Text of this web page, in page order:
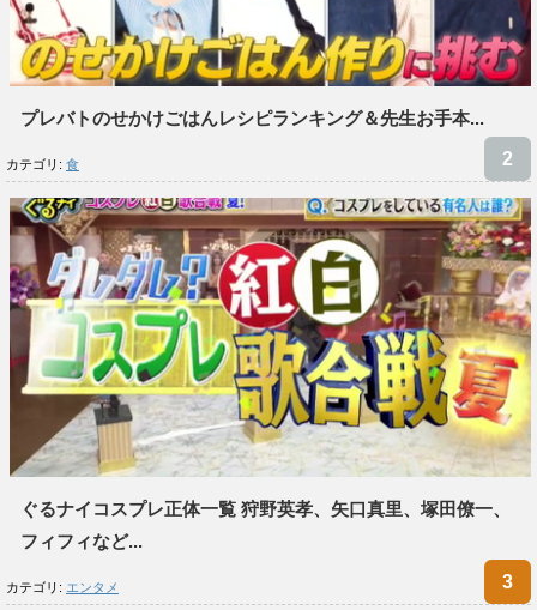
プレバトのせかけごはんレシピランキング＆先生お手本...
カテゴリ: 食
ぐるナイコスプレ正体一覧 狩野英孝、矢口真里、塚田僚一、
フィフィなど...
カテゴリ: エンタメ